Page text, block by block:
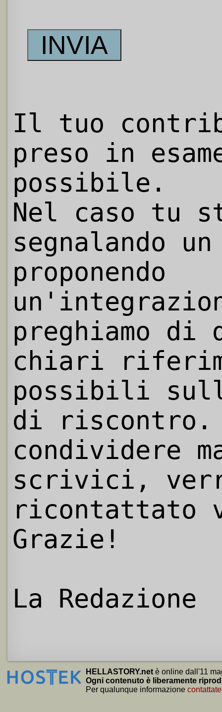
Il tuo
preso in
possibile.
Nel caso tu
segnalando
proponendo
preghiamo
chiari
possibili
di riscontro.
condividere
scrivici,
ricontattato
Grazie!
La Redazione
HELLASTORY.net è online dall'11
Ogni contenuto è liberamente
Per qualunque informazione